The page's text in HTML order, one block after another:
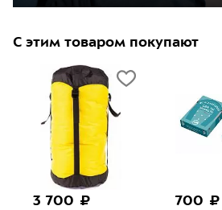
С этим товаром покупают
3 700 ₽ 700 ₽